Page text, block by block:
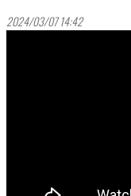
2024/03/07 14:42